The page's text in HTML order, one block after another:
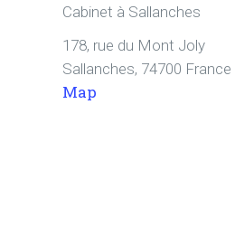
Cabinet à Sallanches
178, rue du Mont Joly
Sallanches, 74700 France
Map